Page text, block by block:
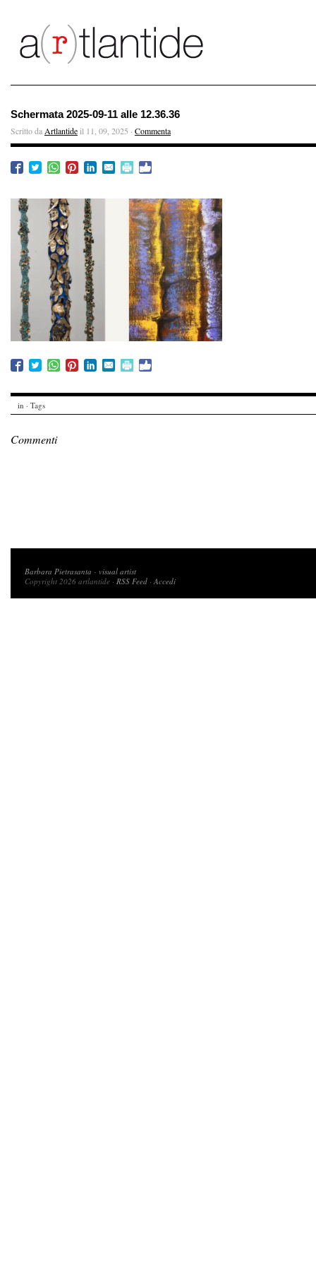
Schermata 2025-09-11 alle 12.36.36
Scritto da Artlantideil 11, 09, 2025 · Commenta
in · Tags
Commenti
Barbara Pietrasanta - visual artist
Copyright 2026 artlantide · RSS Feed ·Accedi